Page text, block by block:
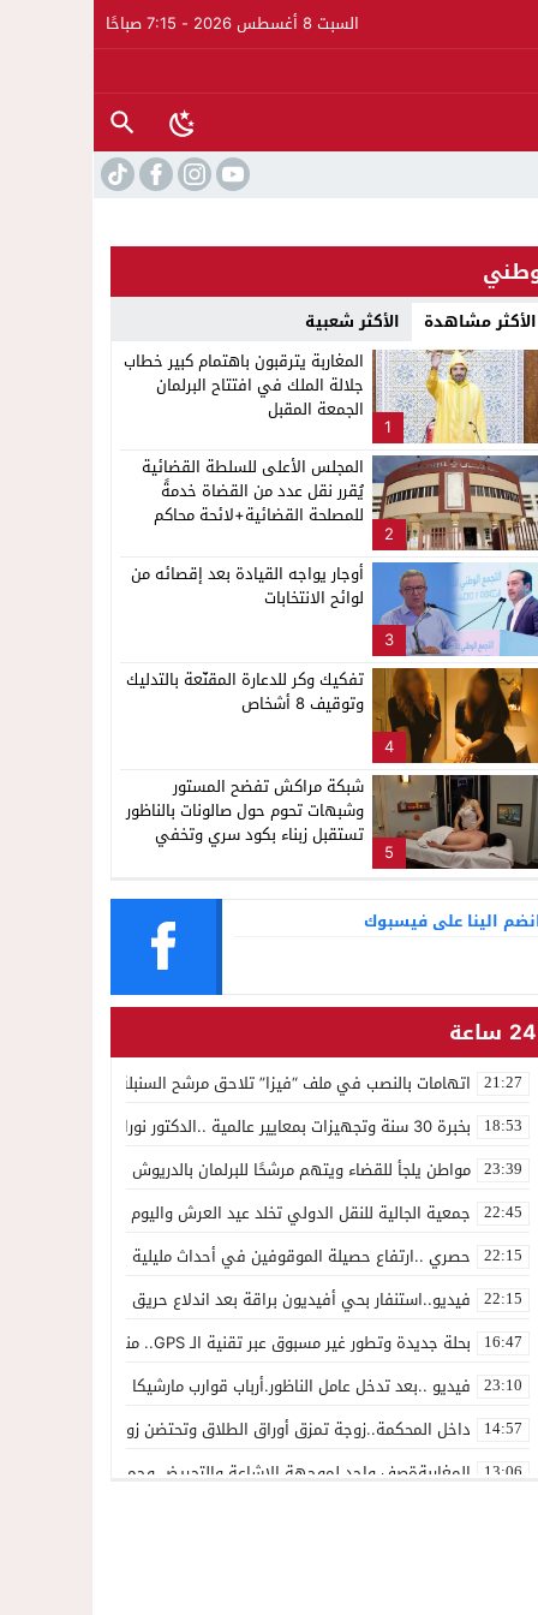
السبت 8 أغسطس 2026 - 7:15 صباحًا
والتحريض وحملات التضليل
الأكثر مشاهدة الأكثر شعبية
1
المغاربة يترقبون باهتمام كبير خطاب
جلالة الملك في افتتاح البرلمان
الجمعة المقبل
2
المجلس الأعلى للسلطة القضائية
يُقرر نقل عدد من القضاة خدمةً
للمصلحة القضائية+لائحة محاكم
3
أوجار يواجه القيادة بعد إقصائه من
لوائح الانتخابات
4
تفكيك وكر للدعارة المقنّعة بالتدليك
وتوقيف 8 أشخاص
5
شبكة مراكش تفضح المستور
وشبهات تحوم حول صالونات بالناظور
تستقبل زبناء بكود سري وتخفي
الينا على فيسبوك
24 ساعة
21:27 اتهامات بالنصب في ملف “فيزا” تلاحق مرشح السنبلة بالدريوش..
18:53 بخبرة 30 سنة وتجهيزات بمعايير عالمية ..الدكتور نورالدين صبار يفتتح عيادته المتخصصة في جراحة العظام بالناظور
23:39 مواطن يلجأ للقضاء ويتهم مرشحًا للبرلمان بالدريوش بالاستيلاء على 22 مليون سنتيم
22:45 جمعية الجالية للنقل الدولي تخلد عيد العرش واليوم الوطني للمهاجر
22:15 حصري ..ارتفاع حصيلة الموقوفين في أحداث مليلية إلى 82 شخصًا وتحقيقات تقود إلى متابعات جنائية ثقيلة
22:15 فيديو..استنفار بحي أفيديون براقة بعد اندلاع حريق داخل ضيعة فلاحية
16:47 بحلة جديدة وتطور غير مسبوق عبر تقنية الـ GPS.. منصة “مرحباناظور” تعزز مكانتها كوجهة أولى لسكان إقليمي الناظور والدريوش
23:10 فيديو ..بعد تدخل عامل الناظور.أرباب قوارب مارشيكا يعلقون احتجاجهم
14:57 داخل المحكمة..زوجة تمزق أوراق الطلاق وتحتضن زوجها في لحظة
13:06 المغاربةةصف واحد لموجهة الإشاعة والتحريض وحملات التضليل